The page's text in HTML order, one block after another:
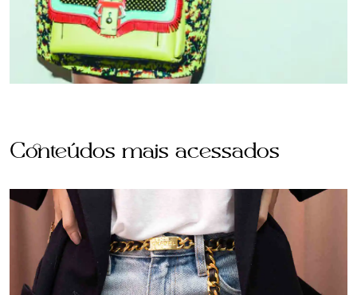
Conteúdos mais acessados